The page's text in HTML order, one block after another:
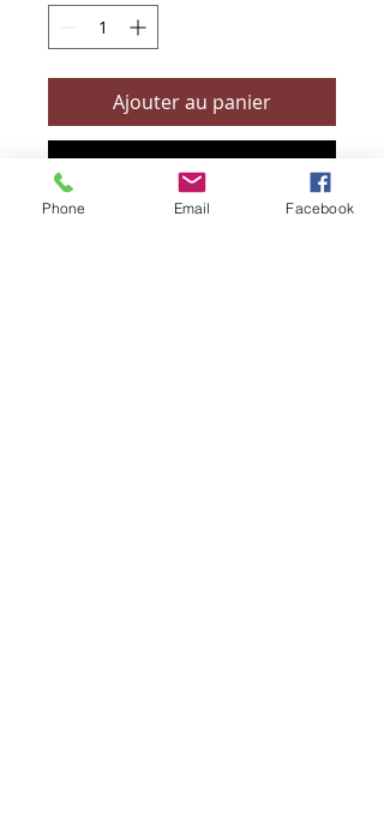
Ajouter au panier
Commander et payer
Phone Email Facebook